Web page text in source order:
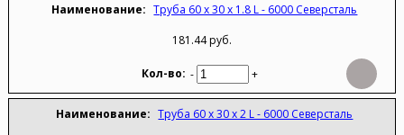
Труба 60 х 30 х 1.8 L - 6000 Северсталь
181.44 руб.
- +
Труба 60 х 30 х 2 L - 6000 Северсталь